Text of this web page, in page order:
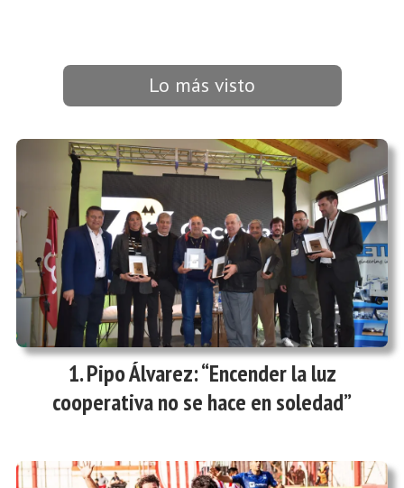
Lo más visto
Pipo Álvarez: “Encender la luz
cooperativa no se hace en soledad”